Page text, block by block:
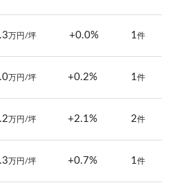
万円/坪 +0.0% 1件
万円/坪 +0.2% 1件
万円/坪 +2.1% 2件
万円/坪 +0.7% 1件